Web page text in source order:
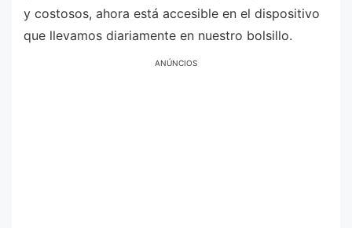
y costosos, ahora está accesible en el dispositivo
que llevamos diariamente en nuestro bolsillo.
ANÚNCIOS